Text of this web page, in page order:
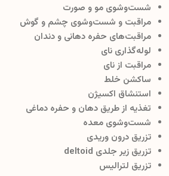
شست‌وشوی مو و صورت
مراقبت و شست‌وشوی چشم و گوش
مراقبت‌های حفره دهانی و دندان
لوله‌گذاری نای
مراقبت از نای
ساکشن خلط
استنشاق اکسیژن
تغذیه از طریق دهان و حفره دماغی
شست‌وشوی معده
تزریق درون وریدی
تزریق زیر جلدی deltoid
تزریق لترالیس